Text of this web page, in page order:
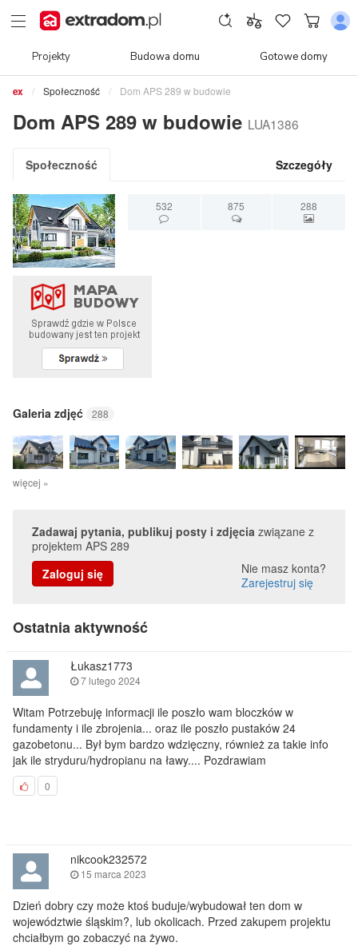
Projekty Budowa domu Gotowe domy
Społeczność Dom APS 289 w budowie
Dom APS 289 w budowie LUA1386
Społeczność Szczegóły
532 875 288
Galeria zdjęć 288
więcej »
Zadawaj pytania, publikuj posty i zdjęcia związane z
projektem APS 289
Zaloguj się
Nie masz konta?
Zarejestruj się
Ostatnia aktywność
Łukasz1773
7 lutego 2024
Witam Potrzebuję informacji ile poszło wam bloczków w
fundamenty i ile zbrojenia... oraz ile poszło pustaków 24
gazobetonu... Był bym bardzo wdzięczny, również za takie info
jak ile stryduru/hydropianu na ławy.... Pozdrawiam
0
nikcook232572
15 marca 2023
Dzień dobry czy może ktoś buduje/wybudował ten dom w
województwie śląskim?, lub okolicach. Przed zakupem projektu
chciałbym go zobaczyć na żywo.